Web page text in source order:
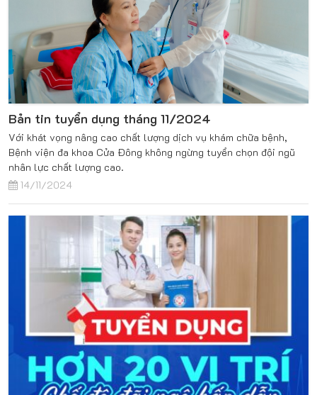
Bản tin tuyển dụng tháng 11/2024
Với khát vọng nâng cao chất lượng dịch vụ khám chữa bệnh,
Bệnh viện đa khoa Cửa Đông không ngừng tuyển chọn đội ngũ
nhân lực chất lượng cao.
14/11/2024